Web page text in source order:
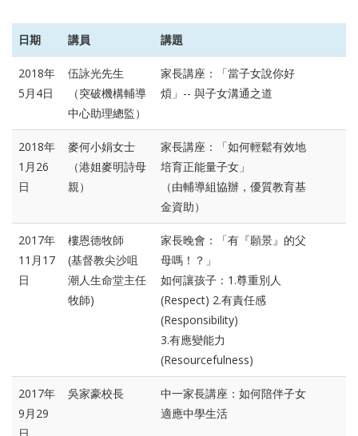
日期 講員 講題
2018年
5月4日
伍詠光先生
（突破機構輔導
中心助理總監）
家長講座：「當子女說你好
煩」-- 與子女溝通之道
2018年
1月26
日
麥何小娟女士
（港姐麥明詩母
親）
家長講座：「如何輕鬆有效地
培育正能量子女」
（由輔導組協辦，優質教育基
金資助）
2017年
11月17
日
樓恩德牧師
(基督教尖沙咀
潮人生命堂主任
牧師)
家長晚會：「有『願景』的父
母嗎！？」
如何讓孩子：1.尊重別人
(Respect) 2.有責任感
(Responsibility)
3.有應變能力
(Resourcefulness)
2017年
9月29
吳家豪校長
中一家長講座：如何陪伴子女
適應中學生活